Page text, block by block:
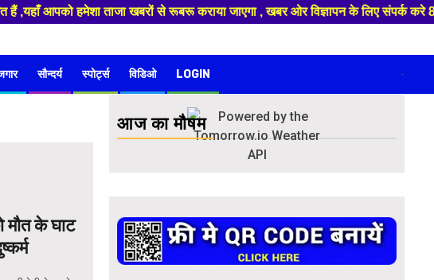
,यहाँ आपको हमेशा ताजा खबरों से रूबरू कराया जाएगा , खबर ओर विज्ञापन के लिए
सौन्दर्य स्पोर्ट्स विडिओ LOGIN -
मौत के घाट
आज का मौषम